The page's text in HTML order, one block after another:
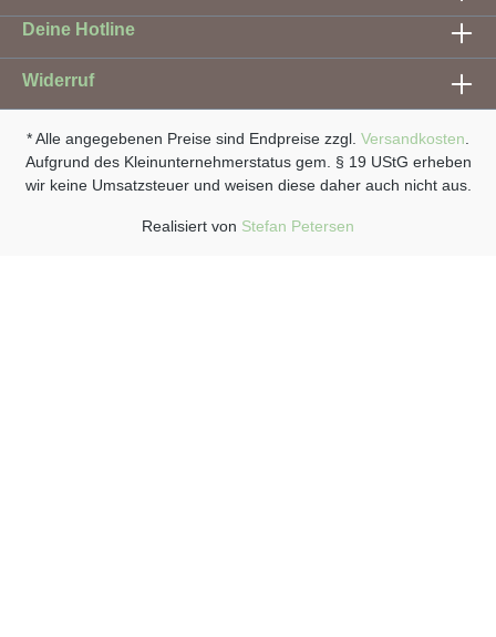
Deine Hotline
Widerruf
* Alle angegebenen Preise sind Endpreise zzgl. Versandkosten
Aufgrund des Kleinunternehmerstatus gem. § 19 UStG erheben
wir keine Umsatzsteuer und weisen diese daher auch nicht aus.
Realisiert von Stefan Petersen